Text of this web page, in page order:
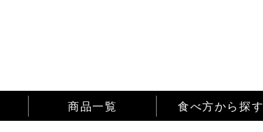
商品一覧 食べ方から探す